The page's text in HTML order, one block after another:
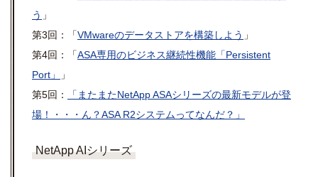
う 」
第3回：「VMwareのデータストアを構築しよう 」
第4回：「ASA専用のビジネス継続性機能「Persistent
Port」
」
第5回：
「またまたNetApp ASAシリーズの最新モデルが登
場！・・・ん？ASA R2システムってなんだ？」
NetApp AIシリーズ